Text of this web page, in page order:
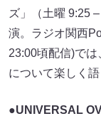
ズ」（土曜 9:25
演。ラジオ関西
23:00頃配信)で
について楽しく語
●UNIVERSAL